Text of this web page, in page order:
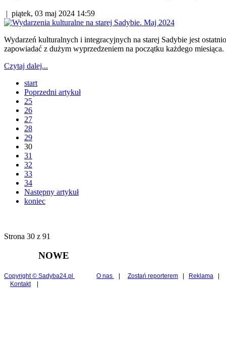
| piątek, 03 maj 2024 14:59
Wydarzeń kulturalnych i integracyjnych na starej Sadybie jest
zapowiadać z dużym wyprzedzeniem na początku każdego miesiąca.
Czytaj dalej...
start
Poprzedni artykuł
25
26
27
28
29
30
31
32
33
34
Następny artykuł
koniec
Strona 30 z 91
NOWE
Copyright © Sadyba24.pl O nas Zostań reporterem Reklama
Kontakt|